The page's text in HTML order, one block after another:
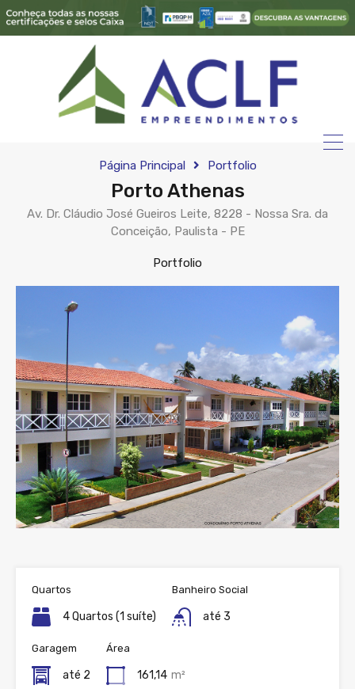
Página Principal Portfolio
Porto Athenas
Av. Dr. Cláudio José Gueiros Leite, 8228 - Nossa Sra. da
Conceição, Paulista - PE
Portfolio
Quartos
4 Quartos (1 suíte)
Banheiro Social
até 3
Garagem
até 2
Área
161,14 m²